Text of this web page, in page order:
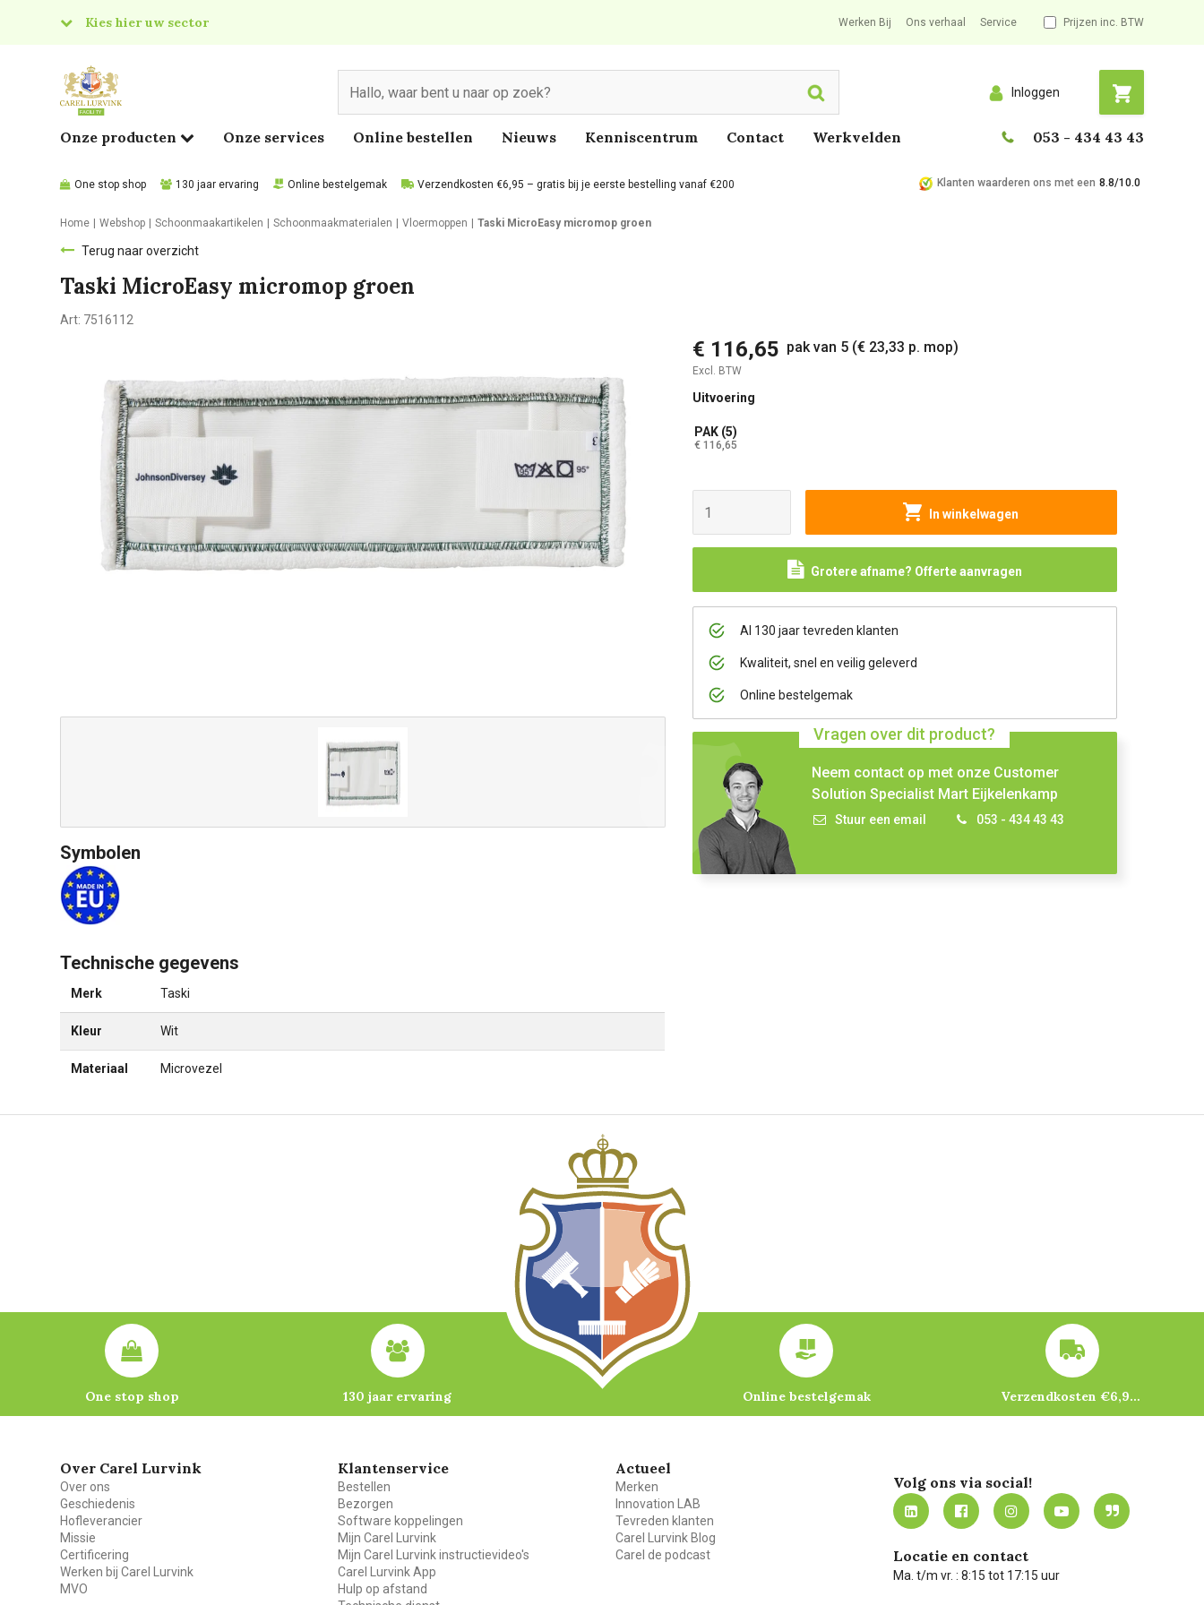
Kies hier uw sector
Food
Werken Bij Ons verhaal Service Prijzen inc. BTW
Search Inloggen
Onze producten Onze services Online bestellen Nieuws Kenniscentrum Contact Werkvelden 053 - 434 43 43
One stop shop 130 jaar ervaring Online bestelgemak Verzendkosten €6,95 – gratis bij je eerste bestelling vanaf €200 Klanten waarderen ons met een 8.8/10.0
Home Webshop Schoonmaakartikelen Schoonmaakmaterialen Vloermoppen Taski MicroEasy micromop groen
Terug naar overzicht
Taski MicroEasy micromop groen
Art: 7516112
€ 116,65 pak van 5 (€ 23,33 p. mop)
Excl. BTW
Uitvoering
PAK (5)
€ 116,65
In winkelwagen
Grotere afname? Offerte aanvragen
Al 130 jaar tevreden klanten
Kwaliteit, snel en veilig geleverd
Online bestelgemak
Vragen over dit product?
Neem contact op met onze Customer
Solution Specialist Mart Eijkelenkamp
Stuur een email 053 - 434 43 43
Symbolen
Technische gegevens
Merk Taski
Kleur Wit
Materiaal Microvezel
One stop shop 130 jaar ervaring Online bestelgemak Verzendkosten €6,95 – gratis bij je eerste bestelling vanaf €200
Over Carel Lurvink
Over ons
Geschiedenis
Hofleverancier
Missie
Certificering
Werken bij Carel Lurvink
MVO
Klantenservice
Bestellen
Bezorgen
Software koppelingen
Mijn Carel Lurvink
Mijn Carel Lurvink instructievideo's
Carel Lurvink App
Hulp op afstand
Actueel
Merken
Innovation LAB
Tevreden klanten
Carel Lurvink Blog
Carel de podcast
Volg ons via social!
Locatie en contact
Ma. t/m vr. : 8:15 tot 17:15 uur